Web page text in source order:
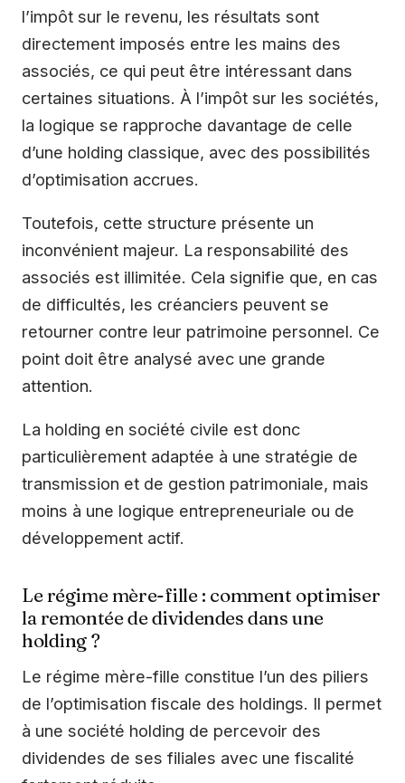
l’impôt sur le revenu, les résultats sont
directement imposés entre les mains des
associés, ce qui peut être intéressant dans
certaines situations. À l’impôt sur les sociétés,
la logique se rapproche davantage de celle
d’une holding classique, avec des possibilités
d’optimisation accrues.
Toutefois, cette structure présente un
inconvénient majeur. La responsabilité des
associés est illimitée. Cela signifie que, en cas
de difficultés, les créanciers peuvent se
retourner contre leur patrimoine personnel. Ce
point doit être analysé avec une grande
attention.
La holding en société civile est donc
particulièrement adaptée à une stratégie de
transmission et de gestion patrimoniale, mais
moins à une logique entrepreneuriale ou de
développement actif.
Le régime mère-fille : comment optimiser
la remontée de dividendes dans une
holding ?
Le régime mère-fille constitue l’un des piliers
de l’optimisation fiscale des holdings. Il permet
à une société holding de percevoir des
dividendes de ses filiales avec une fiscalité